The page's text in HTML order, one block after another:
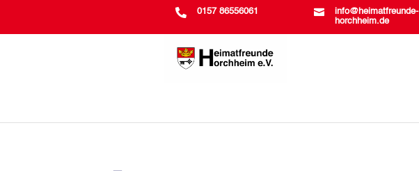
 0157 86556061 
info@heimatfreunde-
horchheim.de